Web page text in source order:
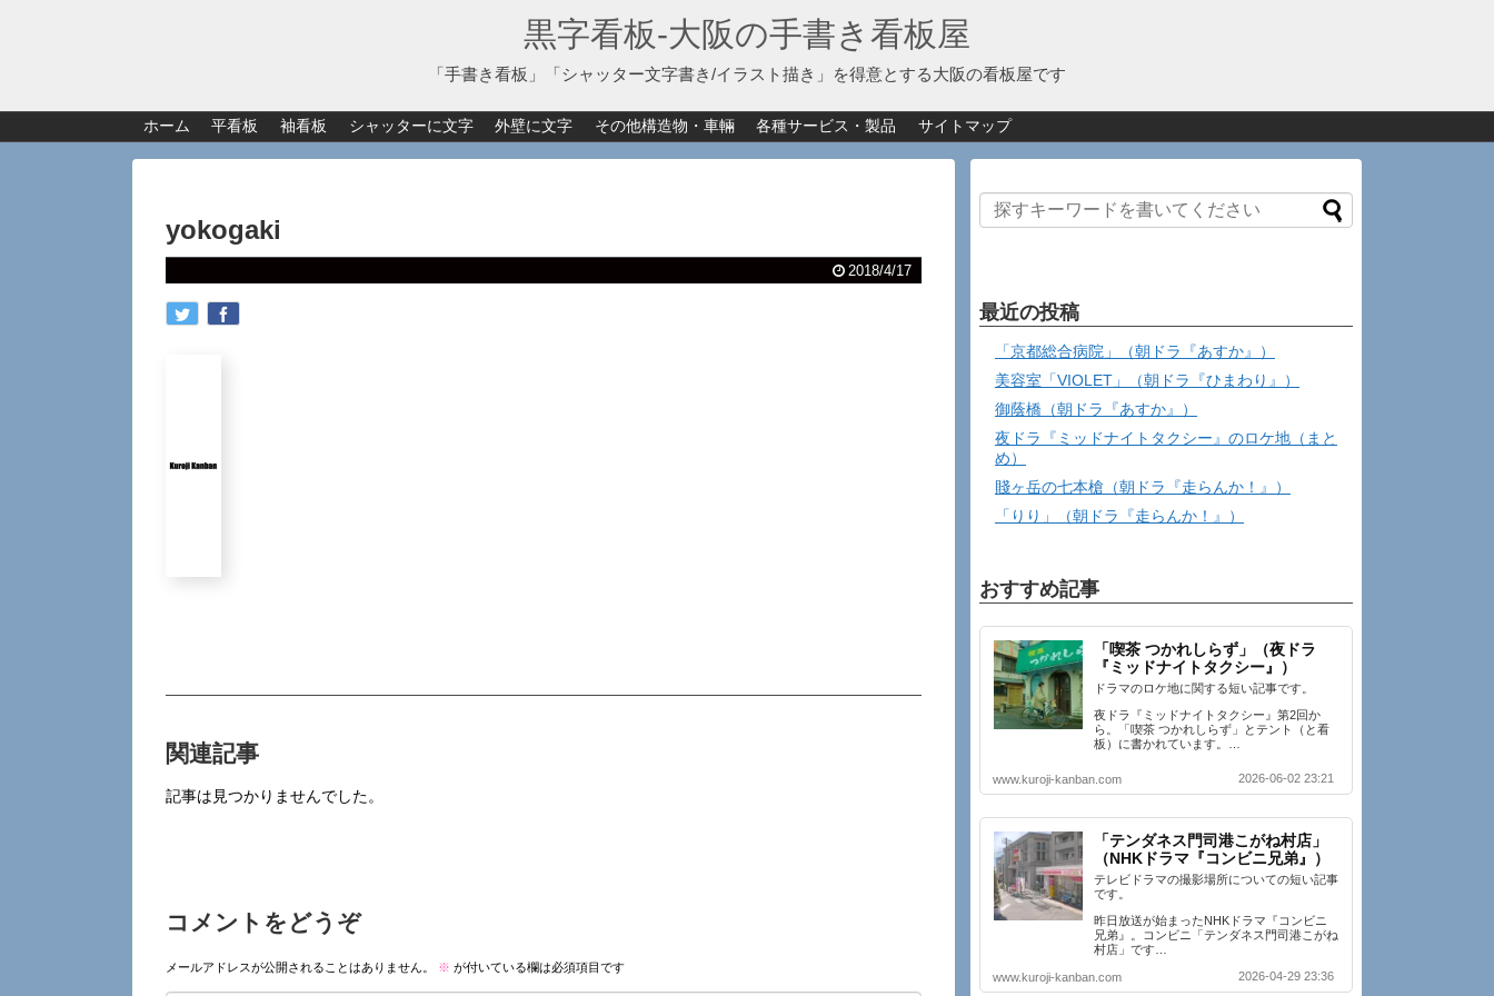
黒字看板‐大阪の手書き看板屋
「手書き看板」「シャッター文字書き/イラスト描き」を得意とする大阪の看板屋です
ホーム 平看板 袖看板 シャッターに文字 外壁に文字 その他構造物・車輛 各種サービス・製品 サイトマップ
yokogaki
2018/4/17
関連記事
記事は見つかりませんでした。
コメントをどうぞ
メールアドレスが公開されることはありません。 ※ が付いている欄は必須項目です
最近の投稿
「京都総合病院」（朝ドラ『あすか』）
美容室「VIOLET」（朝ドラ『ひまわり』）
御蔭橋（朝ドラ『あすか』）
夜ドラ『ミッドナイトタクシー』のロケ地（まと
め）
賤ヶ岳の七本槍（朝ドラ『走らんか！』）
「りり」（朝ドラ『走らんか！』）
おすすめ記事
「喫茶 つかれしらず」（夜ドラ
『ミッドナイトタクシー』）
ドラマのロケ地に関する短い記事です。
夜ドラ『ミッドナイトタクシー』第2回か
ら。「喫茶 つかれしらず」とテント（と看
板）に書かれています。…
www.kuroji-kanban.com 2026-06-02 23:21
「テンダネス門司港こがね村店」
（NHKドラマ『コンビニ兄弟』）
テレビドラマの撮影場所についての短い記事
です。
昨日放送が始まったNHKドラマ『コンビニ
兄弟』。コンビニ「テンダネス門司港こがね
村店」です…
www.kuroji-kanban.com 2026-04-29 23:36